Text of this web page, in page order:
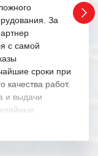
За
с самой
сроки при
качества работ.
и выдачи
в